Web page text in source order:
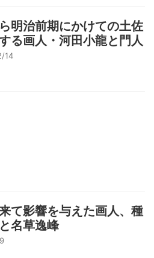
明治前期にかけての土佐
る画人・河田小龍と門人
14
て影響を与えた画人、種
名草逸峰